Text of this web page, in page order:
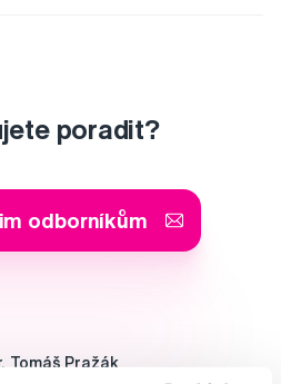
poradit?
odborníkům
Tomáš Pražák